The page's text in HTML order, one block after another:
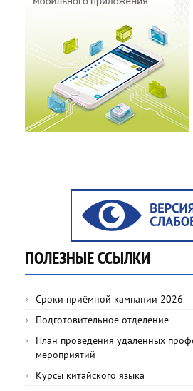
ПОЛЕЗНЫЕ ССЫЛКИ
Сроки приёмной кампании 2026
Подготовительное отделение
План проведения удаленных
мероприятий
Курсы китайского языка